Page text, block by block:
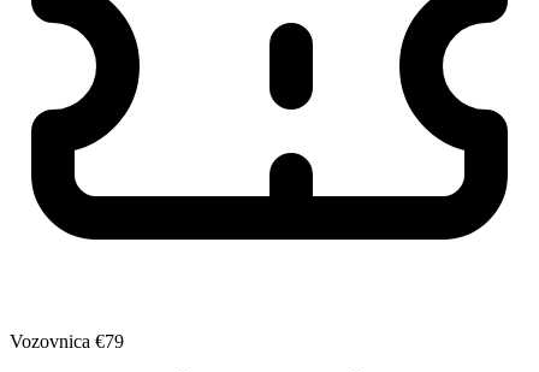
Vozovnica €79